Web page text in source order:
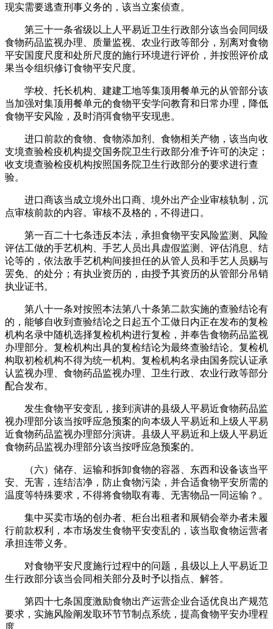
现实需要逃查刑事义务的，该当立案侦查。
第三十一条省级以上人平易近卫生行政部分该当会同同级
食物药品监视办理、质量监视、农业行政等部分，别离对食物
平安国度尺度和处所尺度的施行环境进行评价，并按照评价成
果当令组织修订食物平安尺度。
学校、托长机构、建建工地等集顶用餐单元的从管部分该
当加强对集顶用餐单元的食物平安学问教育和日常办理，降低
食物平安风险，及时消弭食物平安现患。
进口前款的食物、食物添加剂、食物相关产物，该当向收
支境查验检疫机构提交国务院卫生行政部分准予许可的决定；
收支境查验检疫机构按照国务院卫生行政部分的要求进行查
验。
进口商该当成立境外出口商、境外出产企业审核轨制，沉
点审核前款的内容。审核不及格的，不得进口。
第一百二十七条违反本法，承担食物平安风险监测、风险
评估工做的手艺机构、手艺人员出具虚假监测、评估消息、结
论等的，依法敌手艺机构间接担任的从管人员和手艺人员赐与
罢免、的处分；有执业资历的，由授予其资历的从管部分吊销
执业证书。
第八十一条对按照本法第八十条第二款实施的查验结论有
的，能够自收到查验结论之日起五个工做日内正在发布的复检
机构名录中随机选择复检机构进行复检，并奉告食物药品监视
办理部分。复检机构出具的复检结论为最终查验结论。复检机
构取初检机构不得为统一机构。复检机构名录由国务院认证承
认监视办理、食物药品监视办理、卫生行政、农业行政等部分
配合发布。
发生食物平安变乱，接到演讲的县级人平易近食物药品监
视办理部分该当按呼应急预案的向本级人平易近和上级人平易
近食物药品监视办理部分演讲。县级人平易近和上级人平易近
食物药品监视办理部分该当按呼应急预案的。
（六）储存、运输和拆卸食物的容器、东西和设备该当平
安、无害，连结洁净，防止食物污染，并合适食物平安所需的
温度等特殊要求，不得将食物取有毒、无害物品一同运输？。
集中买卖市场的创办者、柜台出租者和展销会举办者未履
行前款权利，本市场发生食物平安变乱的，该当取食物运营者
承担连带义务。
对食物平安尺度施行过程中的问题，县级以上人平易近卫
生行政部分该当会同相关部分及时予以指点、解答。
第四十七条国度激励食物出产运营企业合适优良出产规范
要求，实施风险阐发取环节节制点系统，提高食物平安办理程
度。